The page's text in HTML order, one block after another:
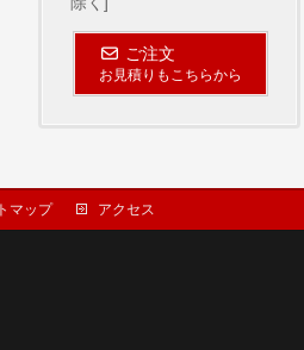
ご注文
お見積りもこちらから
マップ アクセス